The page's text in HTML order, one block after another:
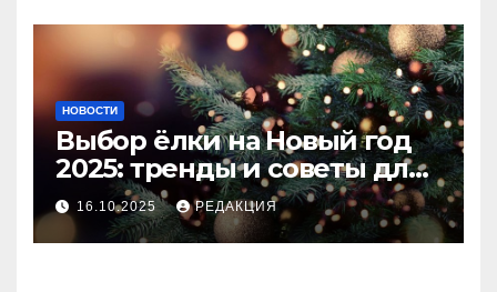
НОВОСТИ
Выбор ёлки на Новый год
2025: тренды и советы для
идеального праздника
16.10.2025 РЕДАКЦИЯ